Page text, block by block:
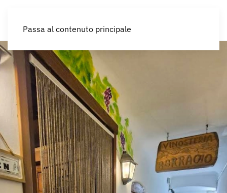
Passa al contenuto principale